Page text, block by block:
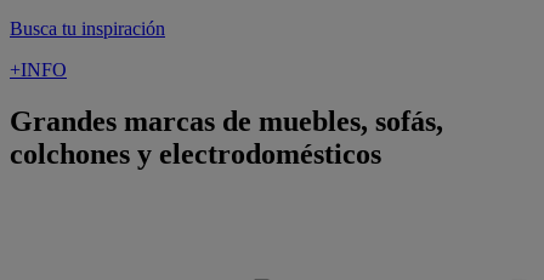
Busca tu inspiración
+INFO
Grandes marcas de muebles, sofás,
colchones y electrodomésticos